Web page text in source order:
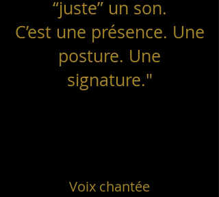
“juste” un son.
C’est une présence. Une
posture. Une
signature."
Voix chantée